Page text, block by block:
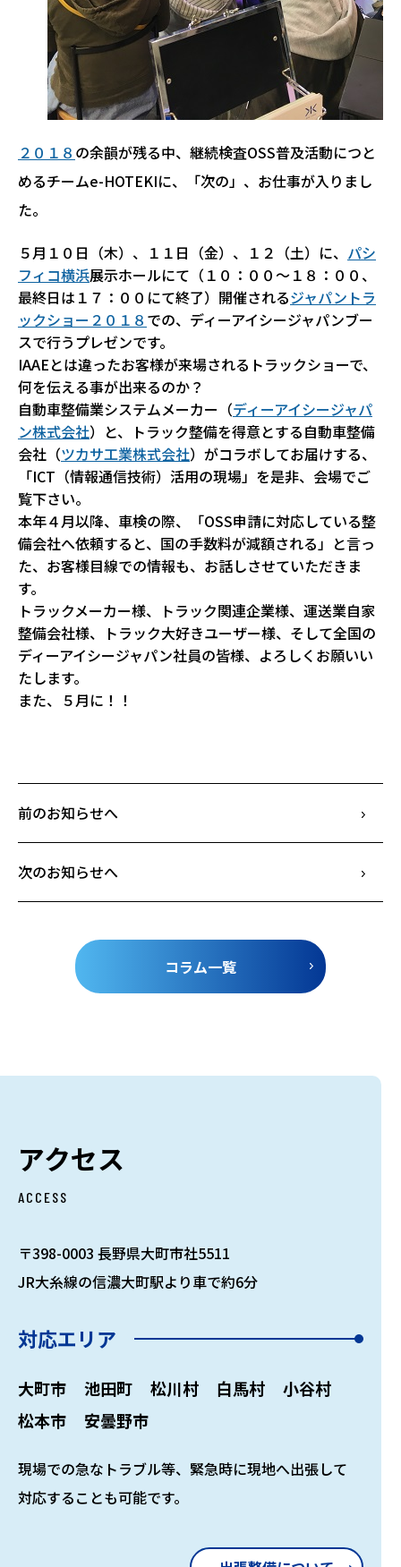
２０１８ の余韻が残る中、継続検査OSS普及活動につと
めるチームe-HOTEKIに、「次の」、お仕事が入りまし
た。
５月１０日（木）、１１日（金）、１２（土）に、 パシ
フィコ横浜展示ホールにて（１０：００～１８：００、
最終日は１７：００にて終了）開催されるジャパントラ
ックショー２０１８ での、ディーアイシージャパンブー
スで行うプレゼンです。
IAAEとは違ったお客様が来場されるトラックショーで、
何を伝える事が出来るのか？
自動車整備業システムメーカー（ディーアイシージャパ
ン株式会社）と、トラック整備を得意とする自動車整備
会社（ツカサ工業株式会社）がコラボしてお届けする、
「ICT（情報通信技術）活用の現場」を是非、会場でご
覧下さい。
本年４月以降、車検の際、「OSS申請に対応している整
備会社へ依頼すると、国の手数料が減額される」と言っ
た、お客様目線での情報も、お話しさせていただきま
す。
トラックメーカー様、トラック関連企業様、運送業自家
整備会社様、トラック大好きユーザー様、そして全国の
ディーアイシージャパン社員の皆様、よろしくお願いい
たします。
また、５月に！！
前のお知らせへ
次のお知らせへ
コラム一覧
アクセス
ACCESS
〒398-0003 長野県大町市社5511
JR大糸線の信濃大町駅より車で約6分
対応エリア
大町市 池田町 松川村 白馬村
小谷村
松本市
安曇野市
現場での急なトラブル等、緊急時に現地へ出張して
対応することも可能です。